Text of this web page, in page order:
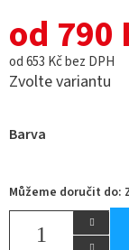
od 790
od653 Kčbez DPH
Zvolte variantu
Barva
Můžeme doručit do: